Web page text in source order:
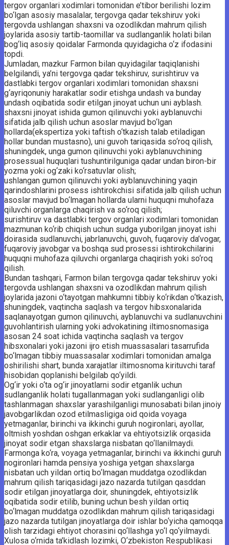
tergov organlari xodimlari tomonidan e’tibor berilishi lozim
bo‘lgan asosiy masalalar, tergovga qadar tekshiruv yoki
tergovda ushlangan shaxsni va ozodlikdan mahrum qilish
joylarida asosiy tartib-taomillar va sudlanganlik holati bilan
bog‘liq asosiy qoidalar Farmonda quyidagicha o‘z ifodasini
topdi.
Jumladan, mazkur Farmon bilan quyidagilar taqiqlanishi
belgilandi, ya’ni tergovga qadar tekshiruv, surishtiruv va
dastlabki tergov organlari xodimlari tomonidan shaxsni
g‘ayriqonuniy harakatlar sodir etishga undash va bunday
undash oqibatida sodir etilgan jinoyat uchun uni ayblash.
shaxsni jinoyat ishida gumon qilinuvchi yoki ayblanuvchi
sifatida jalb qilish uchun asoslar mavjud bo‘lgan
hollarda(ekspertiza yoki taftish o‘tkazish talab etiladigan
hollar bundan mustasno), uni guvoh tariqasida so‘roq qilish,
shuningdek, unga gumon qilinuvchi yoki ayblanuvchining
prosessual huquqlari tushuntirilguniga qadar undan biron-bir
yozma yoki og‘zaki ko‘rsatuvlar olish;
ushlangan gumon qilinuvchi yoki ayblanuvchining yaqin
qarindoshlarini prosess ishtirokchisi sifatida jalb qilish uchun
asoslar mavjud bo‘lmagan hollarda ularni huquqni muhofaza
qiluvchi organlarga chaqirish va so‘roq qilish;
surishtiruv va dastlabki tergov organlari xodimlari tomonidan
mazmunan ko‘rib chiqish uchun sudga yuborilgan jinoyat ishi
doirasida sudlanuvchi, jabrlanuvchi, guvoh, fuqaroviy da’vogar,
fuqaroviy javobgar va boshqa sud prosessi ishtirokchilarini
huquqni muhofaza qiluvchi organlarga chaqirish yoki so‘roq
qilish.
Bundan tashqari, Farmon bilan tergovga qadar tekshiruv yoki
tergovda ushlangan shaxsni va ozodlikdan mahrum qilish
joylarida jazoni o‘tayotgan mahkumni tibbiy ko‘rikdan o‘tkazish,
shuningdek, vaqtincha saqlash va tergov hibsxonalarida
saqlanayotgan gumon qilinuvchi, ayblanuvchi va sudlanuvchini
guvohlantirish ularning yoki advokatining iltimosnomasiga
asosan 24 soat ichida vaqtincha saqlash va tergov
hibsxonalari yoki jazoni ijro etish muassasalari tasarrufida
bo‘lmagan tibbiy muassasalar xodimlari tomonidan amalga
oshirilishi shart, bunda xarajatlar iltimosnoma kirituvchi taraf
hisobidan qoplanishi belgilab qo‘yildi.
Og‘ir yoki o‘ta og‘ir jinoyatlarni sodir etganlik uchun
sudlanganlik holati tugallanmagan yoki sudlanganligi olib
tashlanmagan shaxslar yarashilganligi munosabati bilan jinoiy
javobgarlikdan ozod etilmasligiga oid qoida voyaga
yetmaganlar, birinchi va ikkinchi guruh nogironlari, ayollar,
oltmish yoshdan oshgan erkaklar va ehtiyotsizlik orqasida
jinoyat sodir etgan shaxslarga nisbatan qo‘llanilmaydi.
Farmonga ko‘ra, voyaga yetmaganlar, birinchi va ikkinchi guruh
nogironlari hamda pensiya yoshiga yetgan shaxslarga
nisbatan uch yildan ortiq bo‘lmagan muddatga ozodlikdan
mahrum qilish tariqasidagi jazo nazarda tutilgan qasddan
sodir etilgan jinoyatlarga doir, shuningdek, ehtiyotsizlik
oqibatida sodir etilib, buning uchun besh yildan ortiq
bo‘lmagan muddatga ozodlikdan mahrum qilish tariqasidagi
jazo nazarda tutilgan jinoyatlarga doir ishlar bo‘yicha qamoqqa
olish tarzidagi ehtiyot chorasini qo‘llashga yo‘l qo‘yilmaydi.
Xulosa o‘rnida ta’kidlash lozimki, O‘zbekiston Respublikasi